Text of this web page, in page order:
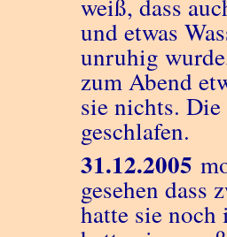
weiß, dass
und etwas
unruhig
zum Abend
sie nichts.
geschlafen.
31.12.2005
gesehen dass
hatte sie